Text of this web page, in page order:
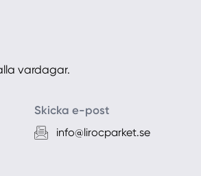
vardagar.
Skicka e-post
info@lirocparket.se